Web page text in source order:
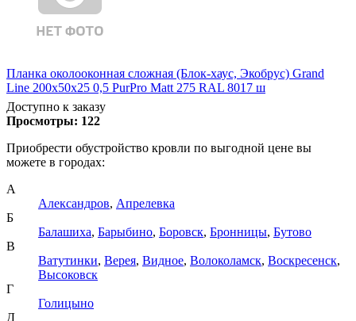
Планка околооконная сложная (Блок-хаус, Экобрус) Grand
Line 200х50х25 0,5 PurPro Matt 275 RAL 8017 ш
Доступно к заказу
Просмотры: 122
Приобрести обустройство кровли по выгодной цене вы
можете в городах:
А
Александров, Апрелевка
Б
Балашиха, Барыбино, Боровск, Бронницы, Бутово
В
Ватутинки, Верея, Видное, Волоколамск, Воскресенск,
Высоковск
Г
Голицыно
Д